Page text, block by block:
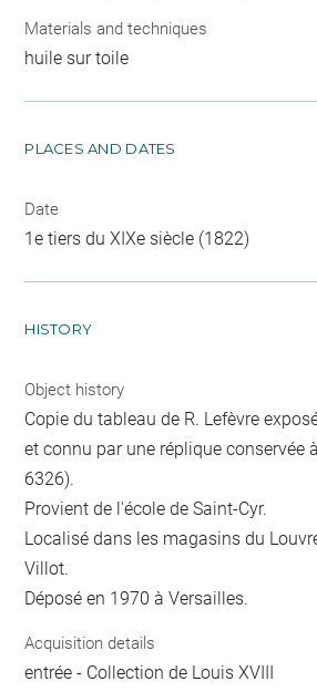
Materials and techniques
huile sur toile
PLACES AND DATES
Date
1e tiers du XIXe siècle (1822)
HISTORY
Object history
Copie du tableau de R. Lefèvre
et connu par une réplique conservée
6326).
Provient de l'école de Saint-Cyr.
Localisé dans les magasins du
Villot.
Déposé en 1970 à Versailles.
Acquisition details
entrée - Collection de Louis XVIII